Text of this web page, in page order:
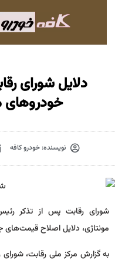
دلایل شورای
خودروهای
نویسنده:خودرو کافه
شورای رقابت پس از تذکر
مونتاژی، دلایل اصلاح قیمت‌های